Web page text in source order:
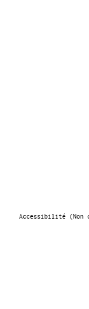
Accessibilité (Non